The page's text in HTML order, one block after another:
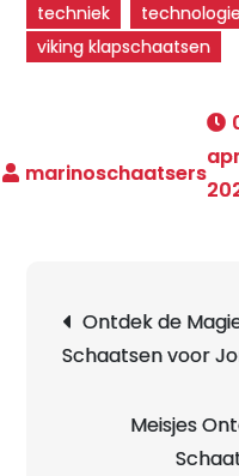
techniek
viking klapschaatsen
Ontdek de
Schaatsen voor
Meisjes